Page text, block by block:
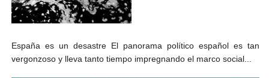
España es un desastre El panorama político español es tan
vergonzoso y lleva tanto tiempo impregnando el marco social...